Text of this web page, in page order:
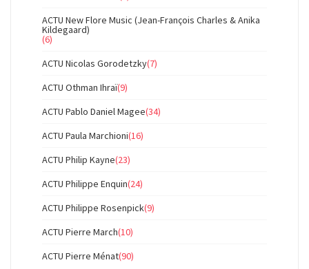
ACTU New Flore Music (Jean-François Charles & Anika
Kildegaard)
(6)
ACTU Nicolas Gorodetzky(7)
ACTU Othman Ihraï(9)
ACTU Pablo Daniel Magee(34)
ACTU Paula Marchioni(16)
ACTU Philip Kayne(23)
ACTU Philippe Enquin(24)
ACTU Philippe Rosenpick(9)
ACTU Pierre March(10)
ACTU Pierre Ménat(90)